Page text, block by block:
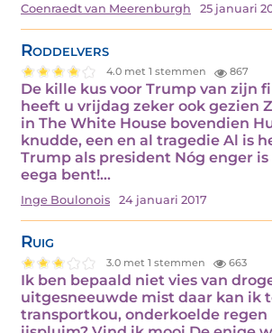
Coenraedt van Meerenburgh 25 januari
Roddelvers
4.0 met 1 stemmen 867
De kille kus voor Trump van zijn
heeft u vrijdag zeker ook gezien
in The White House bovendien
knudde, een en al tragedie Al is
Trump als president Nóg enger is
eega bent!…
Inge Boulonois 24 januari 2017
Ruig
3.0 met 1 stemmen 663
Ik ben bepaald niet vies van
uitgesneeuwde mist daar kan ik
transportkou, onderkoelde regen